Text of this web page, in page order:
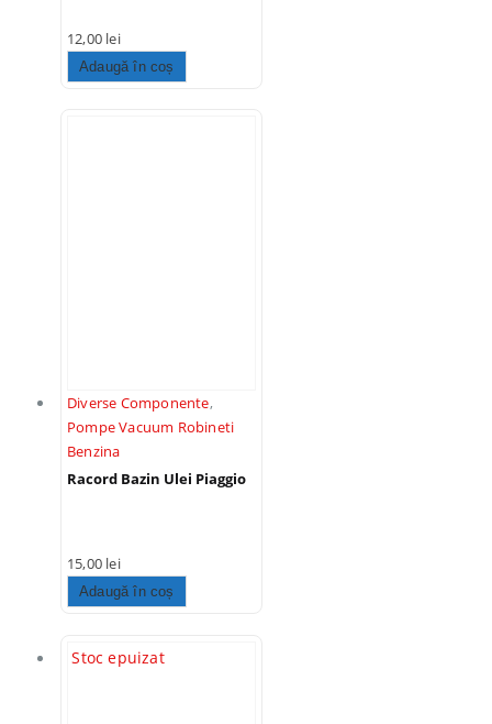
12,00 lei
Adaugă în coș
Diverse Componente,
Pompe Vacuum Robineti
Benzina
Racord Bazin Ulei Piaggio
15,00 lei
Adaugă în coș
Stoc epuizat